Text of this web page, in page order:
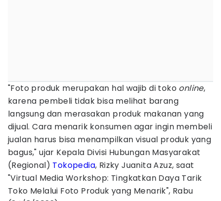
"Foto produk merupakan hal wajib di toko online,
karena pembeli tidak bisa melihat barang
langsung dan merasakan produk makanan yang
dijual. Cara menarik konsumen agar ingin membeli
jualan harus bisa menampilkan visual produk yang
bagus," ujar Kepala Divisi Hubungan Masyarakat
(Regional) Tokopedia, Rizky Juanita Azuz, saat
"Virtual Media Workshop: Tingkatkan Daya Tarik
Toko Melalui Foto Produk yang Menarik", Rabu